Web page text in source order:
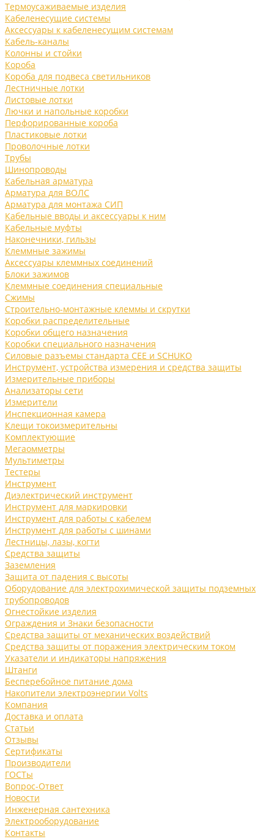
Термоусаживаемые изделия
Кабеленесущие системы
Аксессуары к кабеленесущим системам
Кабель-каналы
Колонны и стойки
Короба
Короба для подвеса светильников
Лестничные лотки
Листовые лотки
Лючки и напольные коробки
Перфорированные короба
Пластиковые лотки
Проволочные лотки
Трубы
Шинопроводы
Кабельная арматура
Арматура для ВОЛС
Арматура для монтажа СИП
Кабельные вводы и аксессуары к ним
Кабельные муфты
Наконечники, гильзы
Клеммные зажимы
Аксессуары клеммных соединений
Блоки зажимов
Клеммные соединения специальные
Сжимы
Строительно-монтажные клеммы и скрутки
Коробки распределительные
Коробки общего назначения
Коробки специального назначения
Силовые разъемы стандарта CEE и SCHUKO
Инструмент, устройства измерения и средства защиты
Измерительные приборы
Анализаторы сети
Измерители
Инспекционная камера
Клещи токоизмерительны
Комплектующие
Мегаомметры
Мультиметры
Тестеры
Инструмент
Диэлектрический инструмент
Инструмент для маркировки
Инструмент для работы с кабелем
Инструмент для работы с шинами
Лестницы, лазы, когти
Средства защиты
Заземления
Защита от падения с высоты
Оборудование для электрохимической защиты подземных
трубопроводов
Огнестойкие изделия
Ограждения и Знаки безопасности
Средства защиты от механических воздействий
Средства защиты от поражения электрическим током
Указатели и индикаторы напряжения
Штанги
Бесперебойное питание дома
Накопители электроэнергии Volts
Компания
Доставка и оплата
Статьи
Отзывы
Сертификаты
Производители
ГОСТы
Вопрос-Ответ
Новости
Инженерная сантехника
Электрооборудование
Контакты